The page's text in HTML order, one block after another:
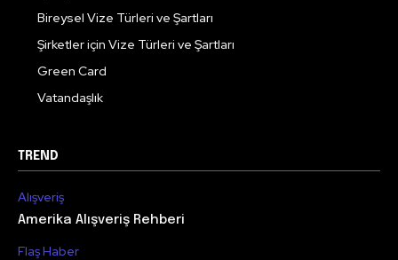
Bireysel Vize Türleri ve Şartları
Şirketler için Vize Türleri ve Şartları
Green Card
Vatandaşlık
TREND
Alışveriş
Amerika Alışveriş Rehberi
Flaş Haber